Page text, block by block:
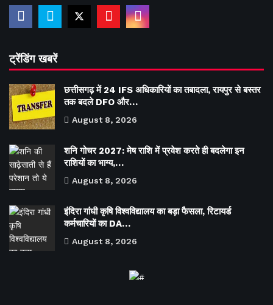
ट्रेंडिंग खबरें
छत्तीसगढ़ में 24 IFS अधिकारियों का तबादला, रायपुर से बस्तर
तक बदले DFO और…
August 8, 2026
शनि गोचर 2027: मेष राशि में प्रवेश करते ही बदलेगा इन
राशियों का भाग्य,…
August 8, 2026
इंदिरा गांधी कृषि विश्वविद्यालय का बड़ा फैसला, रिटायर्ड
कर्मचारियों का DA…
August 8, 2026